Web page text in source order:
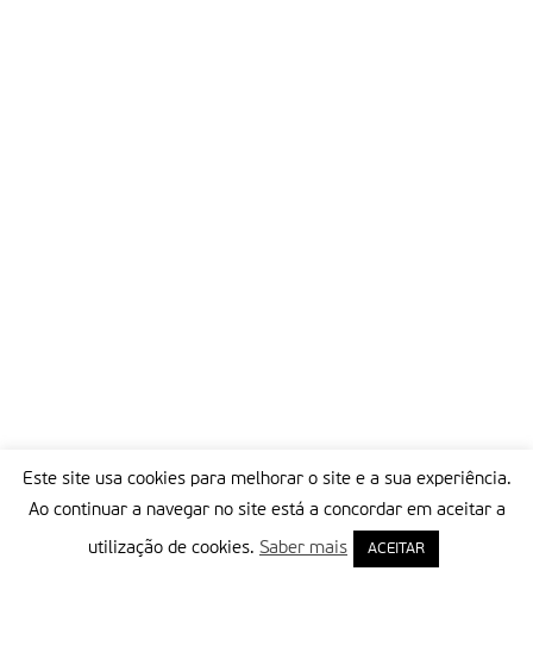
Este site usa cookies para melhorar o site e a sua experiência.
Ao continuar a navegar no site está a concordar em aceitar a
utilização de cookies. Saber mais ACEITAR